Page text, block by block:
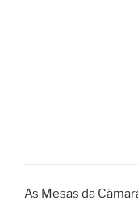
As Mesas da